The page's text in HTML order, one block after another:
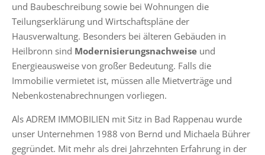
und Baubeschreibung sowie bei Wohnungen die
Teilungserklärung und Wirtschaftspläne der
Hausverwaltung. Besonders bei älteren Gebäuden in
Heilbronn sind Modernisierungsnachweise und
Energieausweise von großer Bedeutung. Falls die
Immobilie vermietet ist, müssen alle Mietverträge und
Nebenkostenabrechnungen vorliegen.
Als ADREM IMMOBILIEN mit Sitz in Bad Rappenau wurde
unser Unternehmen 1988 von Bernd und Michaela Bührer
gegründet. Mit mehr als drei Jahrzehnten Erfahrung in der